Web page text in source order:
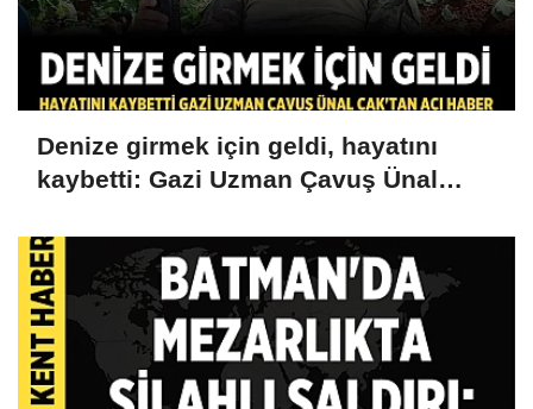
Denize girmek için geldi, hayatını
kaybetti: Gazi Uzman Çavuş Ünal